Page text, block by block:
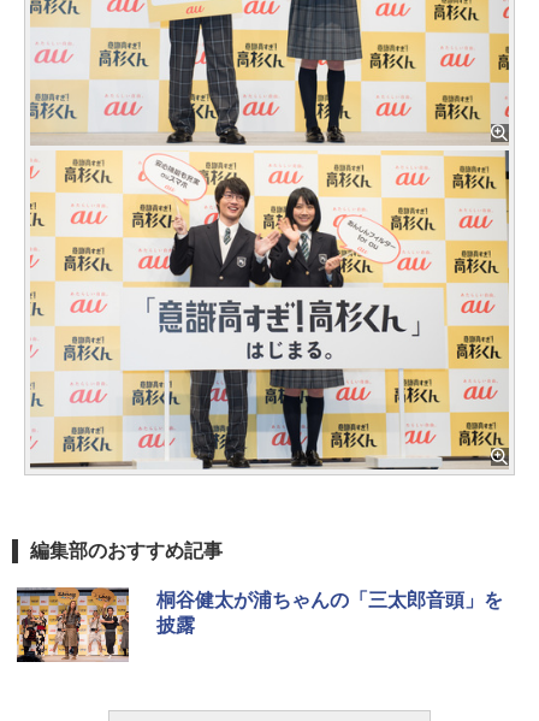
編集部のおすすめ記事
桐谷健太が浦ちゃんの「三太郎音頭」を
披露